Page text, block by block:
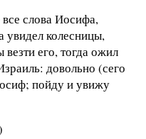
слова Иосифа,
увидел колесницы,
его, тогда ожил
довольно (сего
пойду и увижу